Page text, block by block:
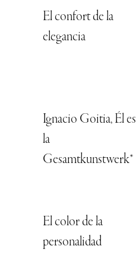
El confort de la
elegancia
Ignacio Goitia, Él es
la
Gesamtkunstwerk*
El color de la
personalidad